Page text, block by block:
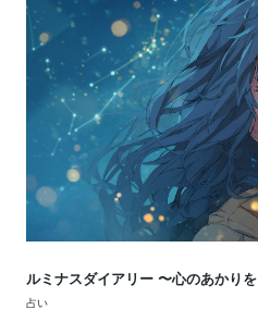
ルミナスダイアリー 〜心のあかり
占い